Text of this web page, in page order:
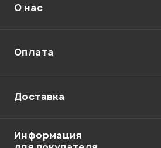
Отправить
О нас
Оплата
Доставка
Информация